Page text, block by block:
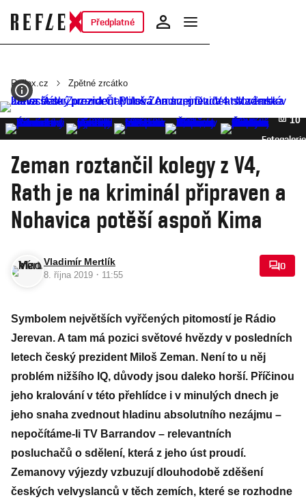
Předplatné
Reflex.cz Zpětné zrcátko
10
Fotogalerie
Zeman roztančil kolegy z V4,
Rath je na kriminál připraven a
Nohavica potěší aspoň Kima
Vladimír Mertlík
8. října 2019 · 11:55
0
Symbolem největších vyřčených pitomostí je Rádio
Jerevan. A tam má pozici světové hvězdy v posledních
letech český prezident Miloš Zeman. Není to u něj
problém nižšího IQ, důvody jsou daleko horší. Příčinou
jeho kralování v této přehlídce i v minulých dnech je
jeho snaha zvednout hladinu absolutního nezájmu –
nepočítáme-li TV Barrandov – relevantních
posluchačů o sdělení, která z jeho úst proudí.
Zemanovy výjezdy vzbuzují dlouhodobě zděšení
českých velvyslanců v těch zemích, které se rozhodne